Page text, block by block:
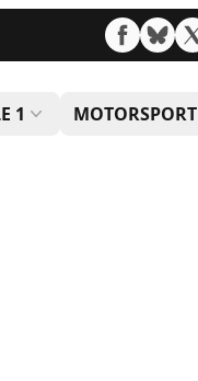
1 MOTORSPORT